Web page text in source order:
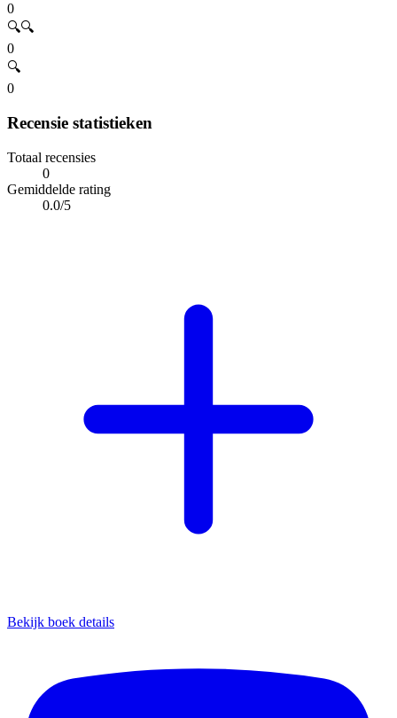
0
🔍🔍
0
🔍
0
Recensie statistieken
Totaal recensies
0
Gemiddelde rating
0.0/5
Bekijk boek details